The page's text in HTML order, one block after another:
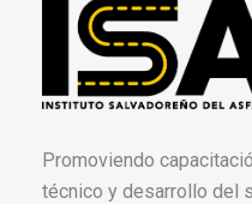
Promoviendo
técnico y desarrollo del